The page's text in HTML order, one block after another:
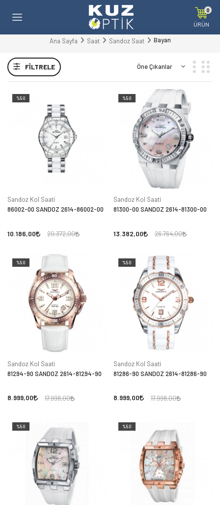
0
ÜRÜN
Ana Sayfa Saat Sandoz Saat Bayan
FILTRELE
%50
Sandoz Kol Saati
86002-00 SANDOZ 2614-86002-00
10.186,00 20.372,00
%50
Sandoz Kol Saati
81300-00 SANDOZ 2614-81300-00
13.382,00 26.764,00
%50
Sandoz Kol Saati
81294-90 SANDOZ 2614-81294-90
8.999,00 17.998,00
%50
Sandoz Kol Saati
81286-90 SANDOZ 2614-81286-90
8.999,00 17.998,00
%50 %50